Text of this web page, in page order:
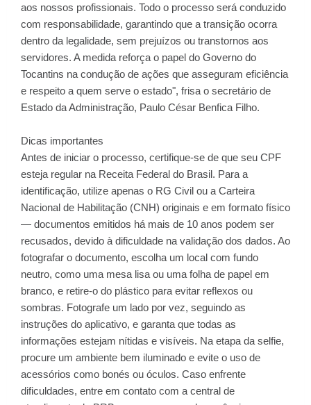
aos nossos profissionais. Todo o processo será conduzido
com responsabilidade, garantindo que a transição ocorra
dentro da legalidade, sem prejuízos ou transtornos aos
servidores. A medida reforça o papel do Governo do
Tocantins na condução de ações que asseguram eficiência
e respeito a quem serve o estado", frisa o secretário de
Estado da Administração, Paulo César Benfica Filho.
Dicas importantes
Antes de iniciar o processo, certifique-se de que seu CPF
esteja regular na Receita Federal do Brasil. Para a
identificação, utilize apenas o RG Civil ou a Carteira
Nacional de Habilitação (CNH) originais e em formato físico
— documentos emitidos há mais de 10 anos podem ser
recusados, devido à dificuldade na validação dos dados. Ao
fotografar o documento, escolha um local com fundo
neutro, como uma mesa lisa ou uma folha de papel em
branco, e retire-o do plástico para evitar reflexos ou
sombras. Fotografe um lado por vez, seguindo as
instruções do aplicativo, e garanta que todas as
informações estejam nítidas e visíveis. Na etapa da selfie,
procure um ambiente bem iluminado e evite o uso de
acessórios como bonés ou óculos. Caso enfrente
dificuldades, entre em contato com a central de